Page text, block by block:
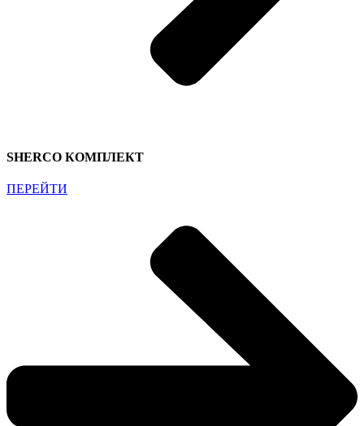
SHERCO КОМПЛЕКТ
ПЕРЕЙТИ